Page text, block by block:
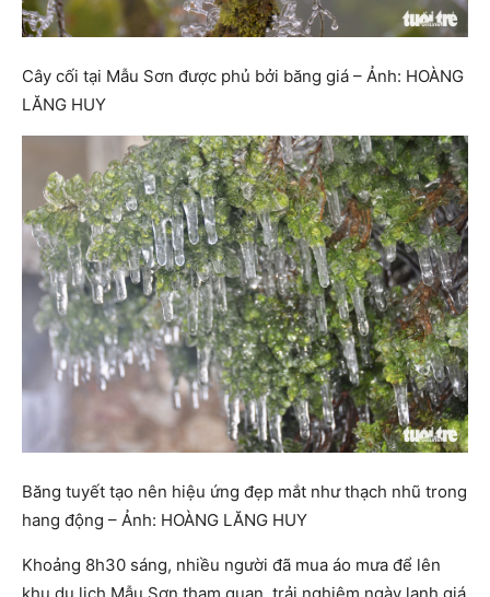
Cây cối tại Mẫu Sơn được phủ bởi băng giá – Ảnh: HOÀNG
LĂNG HUY
Băng tuyết tạo nên hiệu ứng đẹp mắt như thạch nhũ trong
hang động – Ảnh: HOÀNG LĂNG HUY
Khoảng 8h30 sáng, nhiều người đã mua áo mưa để lên